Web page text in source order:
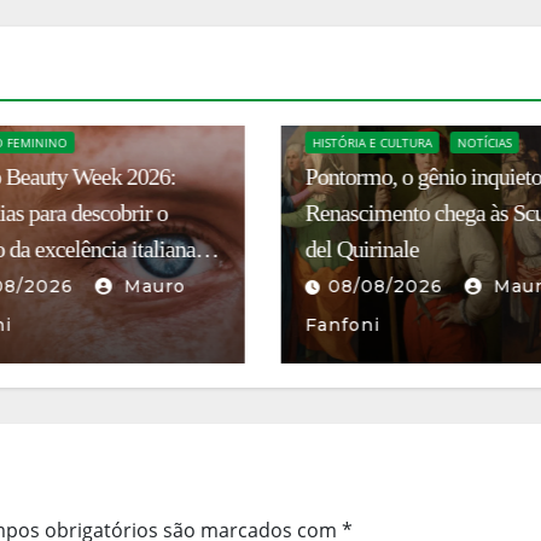
CULTURA E TURISMO
CULTURA NOTÍCIAS
o gênio inquieto do
chega às Scuderie
2026
Mauro
CONSULADO NOTÍCIAS
Itália nomeia Pietro
como novo cônsul-geral
Belo Horizonte
07/08/2026
Francesco Sibilla
obrigatórios são marcados com *